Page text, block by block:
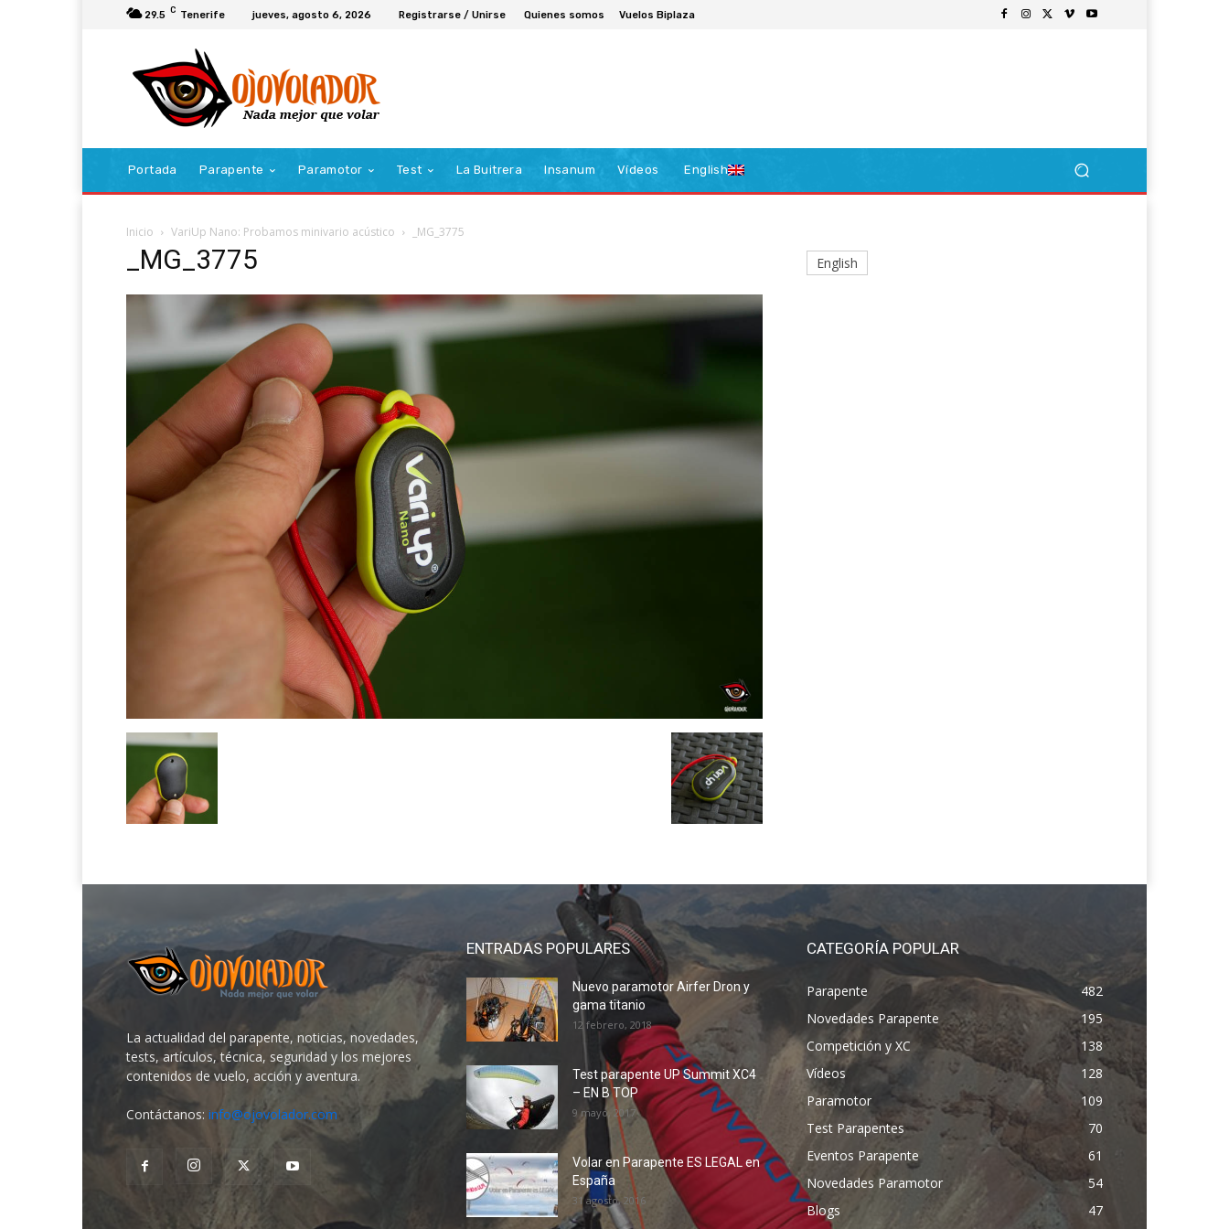
29.5 C Tenerife jueves, agosto 6, 2026 Registrarse / Unirse Quienes somos Vuelos Biplaza
Portada Parapente Paramotor Test La Buitrera Insanum Vídeos English
Inicio VariUp Nano: Probamos minivario acústico _MG_3775
_MG_3775 English
La actualidad del parapente, noticias, novedades,
tests, artículos, técnica, seguridad y los mejores
contenidos de vuelo, acción y aventura.
Contáctanos: info@ojovolador.com
ENTRADAS POPULARES
Nuevo paramotor Airfer Dron y
gama titanio
12 febrero, 2018
Test parapente UP Summit XC4
– EN B TOP
9 mayo, 2017
Volar en Parapente ES LEGAL en
España
31 agosto, 2016
CATEGORÍA POPULAR
Parapente
482
Novedades Parapente
195
Competición y XC
138
Vídeos
128
Paramotor
109
Test Parapentes
70
Eventos Parapente
61
Novedades Paramotor
54
Blogs
47